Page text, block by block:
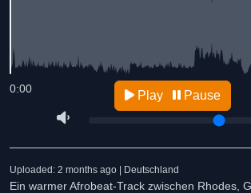
0:00 Play Pause
Uploaded: 2 months ago | Deutschland
Ein warmer Afrobeat-Track zwischen Rhodes,